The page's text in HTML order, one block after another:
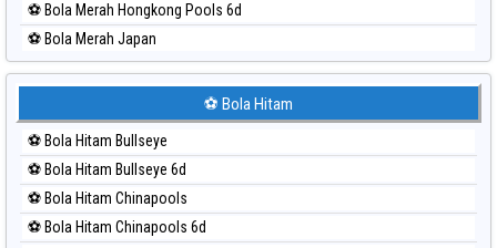
⚽ Bola Merah Hongkong Pools 6d
⚽ Bola Merah Japan
⚽ Bola Merah Japan 6d
⚽ Bola Merah Kuda Lari
⚽ Bola Merah Magnum Cambodia
⚽ Bola Merah Nagoya
⚽ Bola Merah North Carolina Day
⚽ Bola Merah Pcso
⚽ Bola Hitam
⚽ Bola Hitam Bullseye
⚽ Bola Hitam Bullseye 6d
⚽ Bola Hitam Chinapools
⚽ Bola Hitam Chinapools 6d